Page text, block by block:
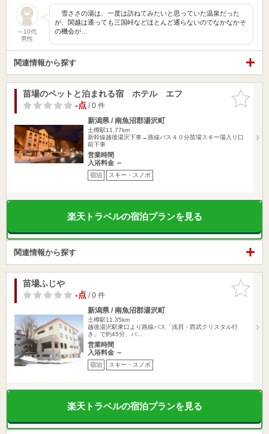
～10代
男性
雪ささの湯は、一度は訪ねてみたいと思っていた温泉だった
が、関越は通っても三国峠などほとんど通らないのでなかなかそ
の機会が…
関連情報から探す
お気に入
りに追加
苗場のペットと泊まれる宿 ホテル エフ
-点/ 0 件
新潟県 / 南魚沼郡湯沢町
土樽駅11.77km
新幹線越後湯沢下車→路線バス４０分苗場スキー場入り口
前下車
営業時間
入浴料金 ～
宿泊 スキー・スノボ
楽天トラベルの宿泊プランを見る
関連情報から探す
お気に入
りに追加
苗場ふじや
-点/ 0 件
新潟県 / 南魚沼郡湯沢町
土樽駅11.35km
越後湯沢駅東口より路線バス「浅貝・西武クリスタル行
き」で約45分、バ…
営業時間
入浴料金 ～
宿泊 スキー・スノボ
楽天トラベルの宿泊プランを見る